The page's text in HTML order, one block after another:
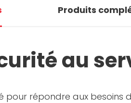
Produits
au
pour répondre aux besoins